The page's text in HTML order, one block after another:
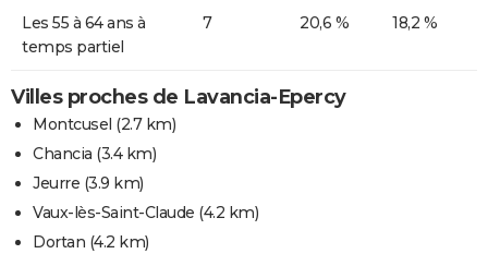
Les 55 à 64 ans à
temps partiel
7 20,6 % 18,2 %
Villes proches de Lavancia-Epercy
Montcusel (2.7 km)
Chancia (3.4 km)
Jeurre (3.9 km)
Vaux-lès-Saint-Claude (4.2 km)
Dortan (4.2 km)